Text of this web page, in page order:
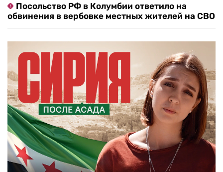
Посольство РФ в Колумбии ответило на
обвинения в вербовке местных жителей на СВО